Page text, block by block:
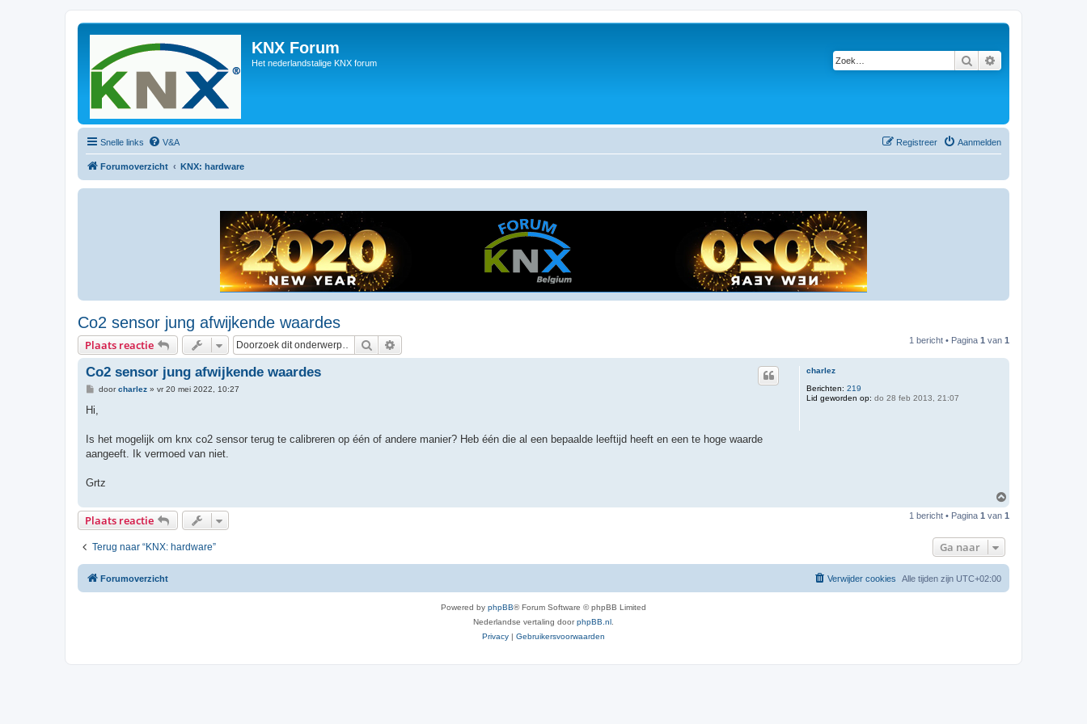
KNX Forum
Het nederlandstalige KNX forum Zoek
Snelle links V&A Aanmelden
Registreer
Forumoverzicht KNX: hardware
Co2 sensor jung afwijkende waardes
Plaats reactie Zoek 1 bericht • Pagina 1 van 1
charlez
Berichten: 219
Lid geworden op: do 28 feb 2013, 21:07
Co2 sensor jung afwijkende waardes
B
i
h
doorcharlez» vr 20 mei 2022, 10:27
Hi,
Is het mogelijk om knx co2 sensor terug te calibreren op één of andere manier? Heb één die al een bepaalde leeftijd heeft en een te hoge waarde
aangeeft. Ik vermoed van niet.
Grtz
h
Plaats reactie 1 bericht • Pagina 1 van 1
Terug naar “KNX: hardware” Ga naar
Forumoverzicht Alle tijden zijn UTC+02:00
Verwijder cookies
Powered by phpBB® Forum Software © phpBB Limited
Nederlandse vertaling doorphpBB.nl
Privacy | Gebruikersvoorwaarden